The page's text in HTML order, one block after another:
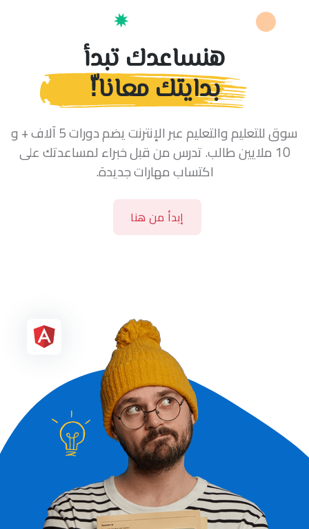
هنساعدك تبدأ
بدايتك معانا!ّ
سوق للتعليم والتعليم عبر الإنترنت يضم دورات 5 آلاف + و
10 ملايين طالب. تدرس من قبل خبراء لمساعدتك على
اكتساب مهارات جديدة.
إبدأ من هنا